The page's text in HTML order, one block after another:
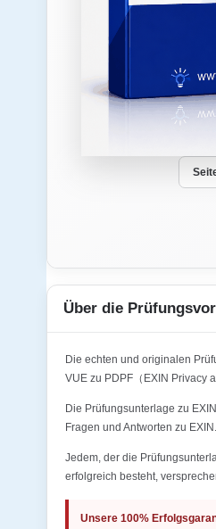
Über die
Die echten und originalen
VUE zu PDPF（EXIN Privacy
Die Prüfungsunterlage zu
Fragen und Antworten zu
Jedem, der die
erfolgreich besteht,
Unsere 100%